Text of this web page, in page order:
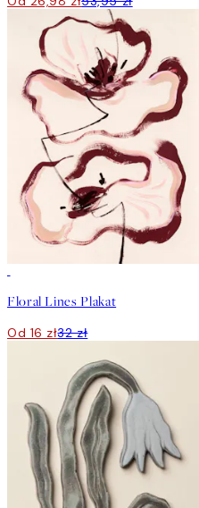
Floral Lines Plakat
Od 16 zł32 zł